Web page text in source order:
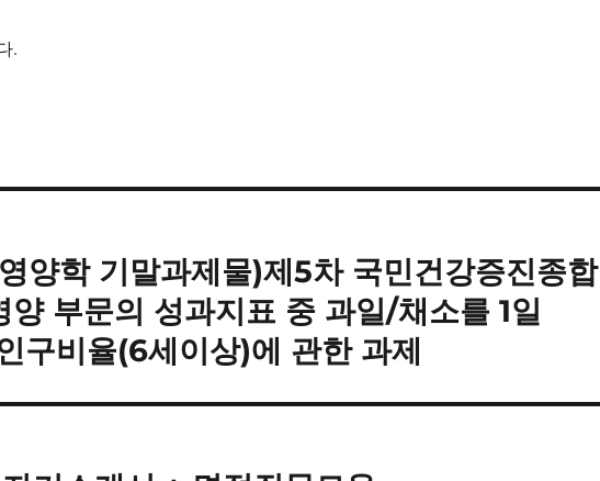
.
양학 기말과제물)제5차 국민건강증진종합
부문의 성과지표 중 과일/채소를 1일
구비율(6세이상)에 관한 과제